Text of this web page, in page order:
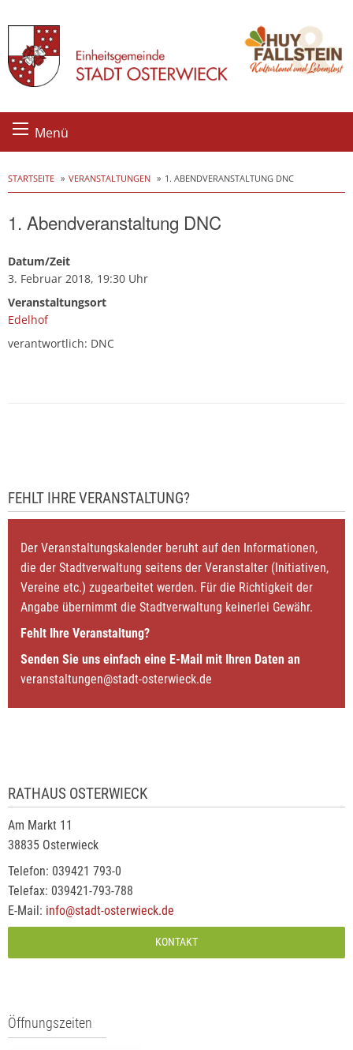
Skip
Menü
STARTSEITE VERANSTALTUNGEN 1. ABENDVERANSTALTUNG DNC
1. Abendveranstaltung DNC
Datum/Zeit
3. Februar 2018, 19:30 Uhr
Veranstaltungsort
Edelhof
verantwortlich: DNC
FEHLT IHRE VERANSTALTUNG?
Der Veranstaltungskalender beruht auf den Informationen,
die der Stadtverwaltung seitens der Veranstalter (Initiativen,
Vereine etc.) zugearbeitet werden. Für die Richtigkeit der
Angabe übernimmt die Stadtverwaltung keinerlei Gewähr.
Fehlt Ihre Veranstaltung?
Senden Sie uns einfach eine E-Mail mit Ihren Daten an
veranstaltungen@stadt-osterwieck.de
RATHAUS OSTERWIECK
Am Markt 11
38835 Osterwieck
Telefon: 039421 793-0
Telefax: 039421-793-788
E-Mail: info@stadt-osterwieck.de
KONTAKT
Öffnungszeiten